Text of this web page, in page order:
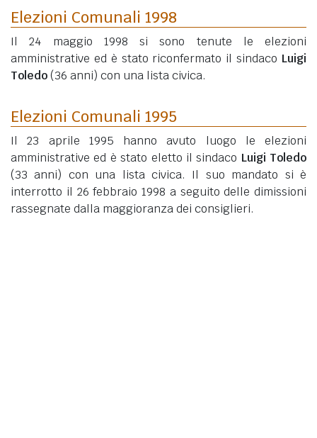
Elezioni Comunali 1998
Il 24 maggio 1998 si sono tenute le elezioni
amministrative ed è stato riconfermato il sindaco Luigi
Toledo(36 anni) con una lista civica.
Elezioni Comunali 1995
Il 23 aprile 1995 hanno avuto luogo le elezioni
amministrative ed è stato eletto il sindaco Luigi Toledo
(33 anni) con una lista civica. Il suo mandato si è
interrotto il 26 febbraio 1998 a seguito delle dimissioni
rassegnate dalla maggioranza dei consiglieri.